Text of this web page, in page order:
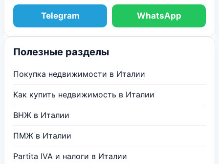
Telegram WhatsApp
Полезные разделы
Покупка недвижимости в Италии
Как купить недвижимость в Италии
ВНЖ в Италии
ПМЖ в Италии
Partita IVA и налоги в Италии